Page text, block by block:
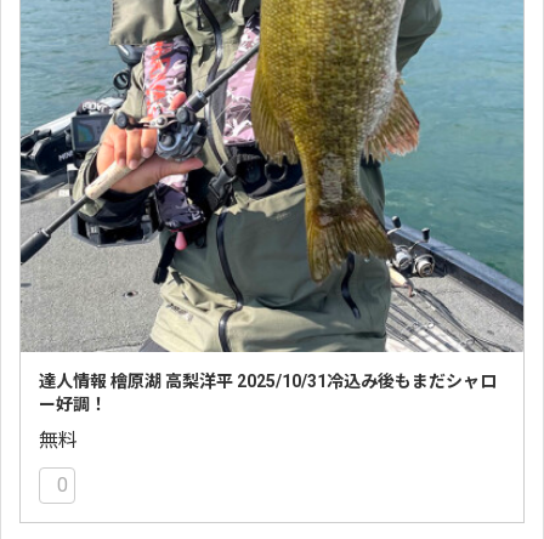
達人情報 檜原湖 高梨洋平 2025/10/31冷込み後もまだシャロ
ー好調！
無料
0